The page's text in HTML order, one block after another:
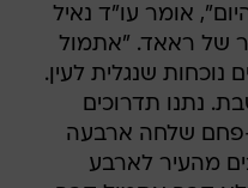
אומר עו"ד נאיל
הבכור של ראאד. "אתמול
נוכחות שנגלית לעין.
נתנו תדרוכים
פחם שלחה ארבעה
מהעיר לארבע